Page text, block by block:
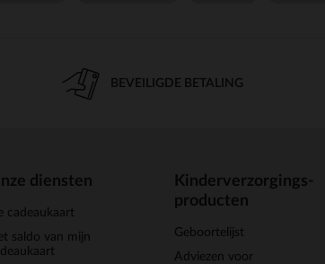
BEVEILIGDE BETALING
diensten
cadeaukaart
saldo van mijn
Kinderverzorgings-
producten
Geboortelijst
Adviezen voor